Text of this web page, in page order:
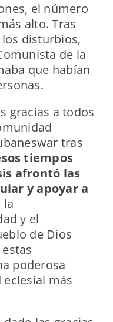
el número
alto. Tras
disturbios,
de la
que habían
gracias a todos
tras
tiempos
afrontó las
y apoyar a
la
y el
de Dios
poderosa
más